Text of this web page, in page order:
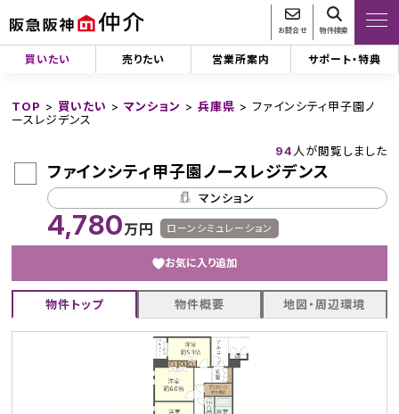
お問合せ 物件検索
買いたい 売りたい 営業所案内 サポート・特典
TOP > 買いたい >マンション >兵庫県 >ファインシティ甲子園ノ
ースレジデンス
94人が閲覧しました
ファインシティ甲子園ノースレジデンス
マンション
4,780万円 ローンシミュレーション
お気に入り追加
物件トップ 物件概要 地図・周辺環境